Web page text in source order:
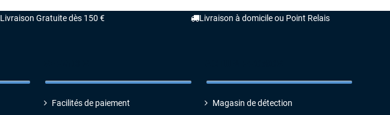
Livraison Gratuite dès 150 € Livraison à domicile ou Point Relais
Facilités de paiement
Magasin de détection